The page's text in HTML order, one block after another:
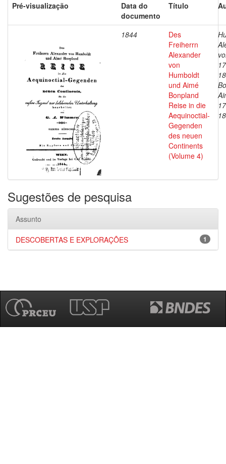
Pré-visualização
Data do
documento
Título
1844
Des
Freiherrn
Alexander
von
Humboldt
und Aimé
Bonpland
Reise in die
Aequinoctial-
Gegenden
des neuen
Continents
(Volume 4)
Sugestões de pesquisa
Assunto
1
DESCOBERTAS E EXPLORAÇÕES